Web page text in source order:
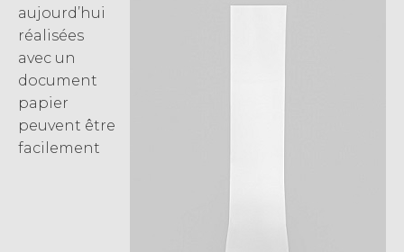
aujourd’hui
réalisées
avec un
document
papier
peuvent être
facilement